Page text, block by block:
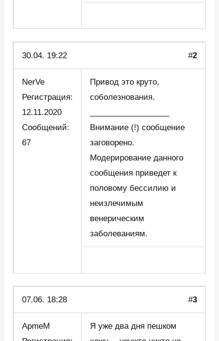
30.04. 19:22 #2
NerVe
Регистрация:
12.11.2020
Сообщений:
67
Привод это круто,
соболезнования.
Внимание (!) сообщение
заговорено.
Модерирование данного
сообщения приведет к
половому бессилию и
неизлечимым
венерическим
заболеваниям.
07.06. 18:28 #3
ApmeM
Я уже два дня пешком